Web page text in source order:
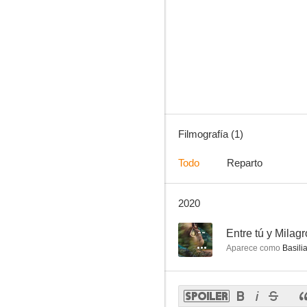
Filmografía (1)
Todo Reparto
2020
-- Entre tú y
Aparece como Basilia